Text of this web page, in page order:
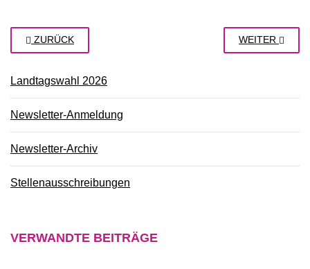
ZURÜCK WEITER
Landtagswahl 2026
Newsletter-Anmeldung
Newsletter-Archiv
Stellenausschreibungen
VERWANDTE BEITRÄGE